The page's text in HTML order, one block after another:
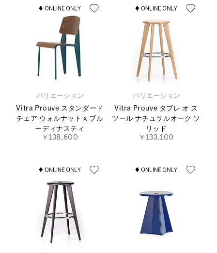
バリエーション
Vitra Prouve スタンダード
チェア ウォルナット x ブル
ーディナスティ
￥138,600
バリエーション
Vitra Prouve タブレ オ ス
ツール ナチュラルオーク ソ
リッド
￥133,100